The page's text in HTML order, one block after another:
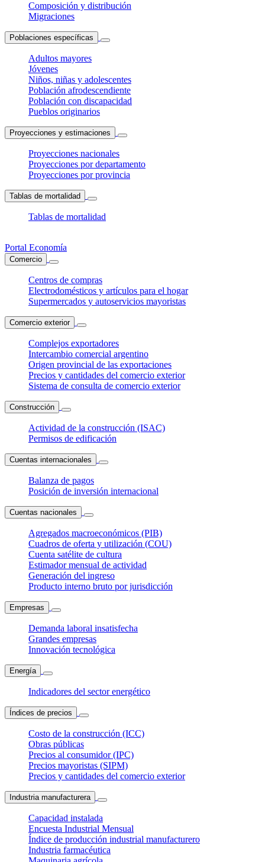
Composición y distribución
Migraciones
Poblaciones específicas
Adultos mayores
Jóvenes
Niños, niñas y adolescentes
Población afrodescendiente
Población con discapacidad
Pueblos originarios
Proyecciones y estimaciones
Proyecciones nacionales
Proyecciones por departamento
Proyecciones por provincia
Tablas de mortalidad
Tablas de mortalidad
Portal Economía
Comercio
Centros de compras
Electrodomésticos y artículos para el hogar
Supermercados y autoservicios mayoristas
Comercio exterior
Complejos exportadores
Intercambio comercial argentino
Origen provincial de las exportaciones
Precios y cantidades del comercio exterior
Sistema de consulta de comercio exterior
Construcción
Actividad de la construcción (ISAC)
Permisos de edificación
Cuentas internacionales
Balanza de pagos
Posición de inversión internacional
Cuentas nacionales
Agregados macroeconómicos (PIB)
Cuadros de oferta y utilización (COU)
Cuenta satélite de cultura
Estimador mensual de actividad
Generación del ingreso
Producto interno bruto por jurisdicción
Empresas
Demanda laboral insatisfecha
Grandes empresas
Innovación tecnológica
Energía
Indicadores del sector energético
Índices de precios
Costo de la construcción (ICC)
Obras públicas
Precios al consumidor (IPC)
Precios mayoristas (SIPM)
Precios y cantidades del comercio exterior
Industria manufacturera
Capacidad instalada
Encuesta Industrial Mensual
Índice de producción industrial manufacturero
Industria farmacéutica